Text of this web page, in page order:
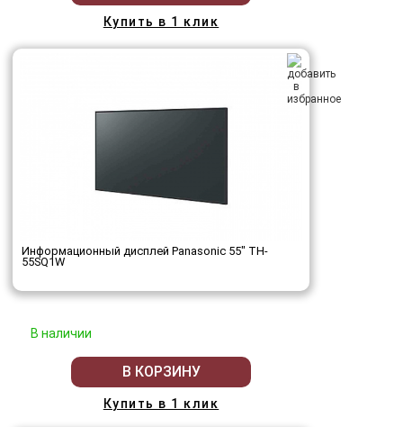
Купить в 1 клик
Информационный дисплей Panasonic 55" TH-
55SQ1W
В наличии
В КОРЗИНУ
Купить в 1 клик